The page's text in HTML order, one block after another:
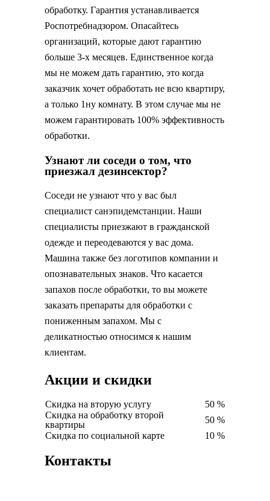
обработку. Гарантия устанавливается
Роспотребнадзором. Опасайтесь
организаций, которые дают гарантию
больше 3-х месяцев. Единственное когда
мы не можем дать гарантию, это когда
заказчик хочет обработать не всю квартиру,
а только 1ну комнату. В этом случае мы не
можем гарантировать 100% эффективность
обработки.
Узнают ли соседи о том, что
приезжал дезинсектор?
Соседи не узнают что у вас был
специалист санэпидемстанции. Наши
специалисты приезжают в гражданской
одежде и переодеваются у вас дома.
Машина также без логотипов компании и
опознавательных знаков. Что касается
запахов после обработки, то вы можете
заказать препараты для обработки с
пониженным запахом. Мы с
деликатностью относимся к нашим
клиентам.
Акции и скидки
Скидка на вторую услугу
50 %
Скидка на обработку второй
квартиры
50 %
Скидка по социальной карте
10 %
Контакты